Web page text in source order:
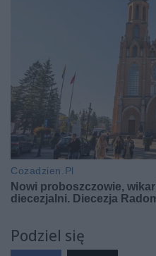
Podziel się